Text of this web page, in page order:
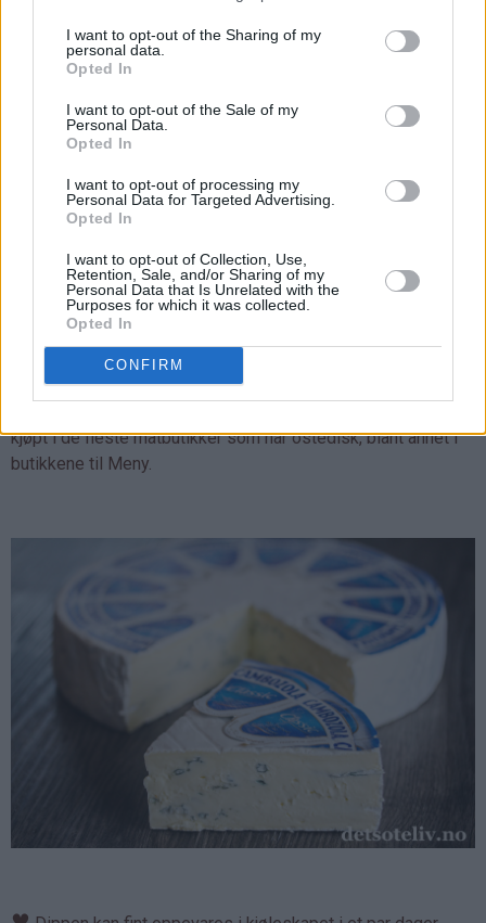
I want to opt-out of the Sharing of my
personal data.
Opted In
I want to opt-out of the Sale of my
Personal Data.
Opted In
I want to opt-out of processing my
Personal Data for Targeted Advertising.
Opted In
I want to opt-out of Collection, Use,
Retention, Sale, and/or Sharing of my
Personal Data that Is Unrelated with the
Purposes for which it was collected.
Opted In
CONFIRM
Ferdigkjøpt butterdeig finnes i de fleste
matvarebutikkene. Butterdeigen ligger i frysedisken og
pakke). Ikke kjevle på butterdeigsplatene før du skjærer dem
i trekanter, for da vil de ikke heve seg skikkelig under
stekingen. Stekt butterdeig smaker aller best helt nystekt!
Denne blåmuggostdippen inneholder nokså mye
blåmuggost, men det er som sagt fordi jeg har brukt
kjøpt i de fleste matbutikker som har ostedisk, blant annet i
butikkene til Meny.